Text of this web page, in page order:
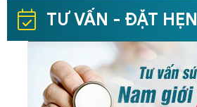
TƯ VẤN - ĐẶT HẸN